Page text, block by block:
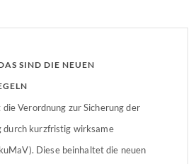
SIND DIE NEUEN
Verordnung zur Sicherung der
durch kurzfristig wirksame
Diese beinhaltet die neuen